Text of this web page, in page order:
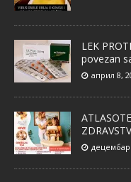
LEK
povezan
април 8,
децембар